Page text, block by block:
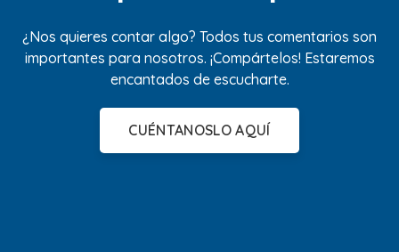
¿Nos quieres contar algo? Todos tus comentarios son
importantes para nosotros. ¡Compártelos! Estaremos
encantados de escucharte.
CUÉNTANOSLO AQUÍ